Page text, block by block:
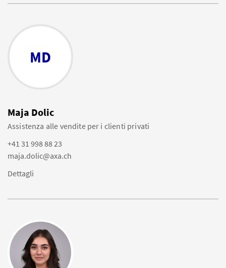
MD
Maja Dolic
Assistenza alle vendite per i clienti privati
+41 31 998 88 23
maja.dolic@axa.ch
Dettagli